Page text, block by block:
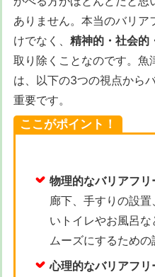
ありません。本当のバリ
けでなく、 精神的・社会的
取り除くことなのです。魚
は、以下の3つの視点から
重要です。
ここがポイント！
物理的なバリアフリ
廊下、手すりの設
いトイレやお風呂
ムーズにするための
心理的なバリアフリ